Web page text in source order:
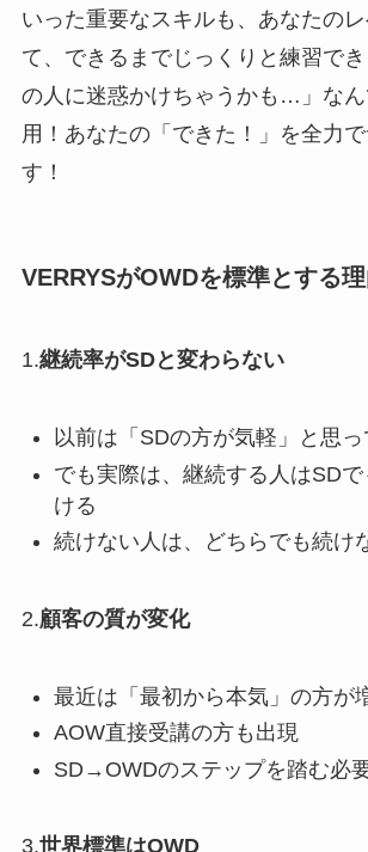
いった重要なスキルも、あなたの
て、できるまでじっくりと練習で
の人に迷惑かけちゃうかも…」な
用！あなたの「できた！」を全力
す！
VERRYSがOWDを標準とする
1.継続率がSDと変わらない
以前は「SDの方が気軽」と思
でも実際は、継続する人はSD
ける
続けない人は、どちらでも続け
2.顧客の質が変化
最近は「最初から本気」の方が
AOW直接受講の方も出現
SD→OWDのステップを踏む必
3.世界標準はOWD